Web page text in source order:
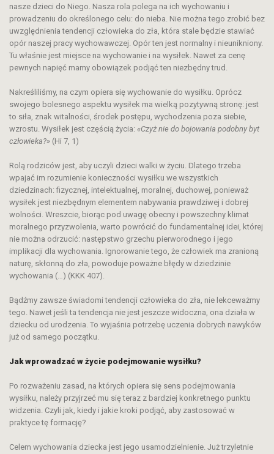
nasze dzieci do Niego. Nasza rola polega na ich wychowaniu i
prowadzeniu do określonego celu: do nieba. Nie można tego zrobić bez
uwzględnienia tendencji człowieka do zła, która stale będzie stawiać
opór naszej pracy wychowawczej. Opór ten jest normalny i nieunikniony.
Tu właśnie jest miejsce na wychowanie i na wysiłek. Nawet za cenę
pewnych napięć mamy obowiązek podjąć ten niezbędny trud.
Nakreśliliśmy, na czym opiera się wychowanie do wysiłku. Oprócz
swojego bolesnego aspektu wysiłek ma wielką pozytywną stronę: jest
to siła, znak witalności, środek postępu, wychodzenia poza siebie,
wzrostu. Wysiłek jest częścią życia: «Czyż nie do bojowania podobny byt
człowieka?» (Hi 7, 1)
Rolą rodziców jest, aby uczyli dzieci walki w życiu. Dlatego trzeba
wpajać im rozumienie konieczności wysiłku we wszystkich
dziedzinach: fizycznej, intelektualnej, moralnej, duchowej, ponieważ
wysiłek jest niezbędnym elementem nabywania prawdziwej i dobrej
wolności. Wreszcie, biorąc pod uwagę obecny i powszechny klimat
moralnego przyzwolenia, warto powrócić do fundamentalnej idei, której
nie można odrzucić: następstwo grzechu pierworodnego i jego
implikacji dla wychowania. Ignorowanie tego, że człowiek ma zranioną
naturę, skłonną do zła, powoduje poważne błędy w dziedzinie
wychowania (…) (KKK 407).
Bądźmy zawsze świadomi tendencji człowieka do zła, nie lekceważmy
tego. Nawet jeśli ta tendencja nie jest jeszcze widoczna, ona działa w
dziecku od urodzenia. To wyjaśnia potrzebę uczenia dobrych nawyków
już od samego początku.
Jak wprowadzać w życie podejmowanie wysiłku?
Po rozważeniu zasad, na których opiera się sens podejmowania
wysiłku, należy przyjrzeć mu się teraz z bardziej konkretnego punktu
widzenia. Czyli jak, kiedy i jakie kroki podjąć, aby zastosować w
praktyce tę formację?
Celem wychowania dziecka jest jego usamodzielnienie. Już trzyletnie